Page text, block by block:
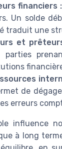
financiers :
Un solde
traduit une
et
parties
de
erreurs
influence
à long